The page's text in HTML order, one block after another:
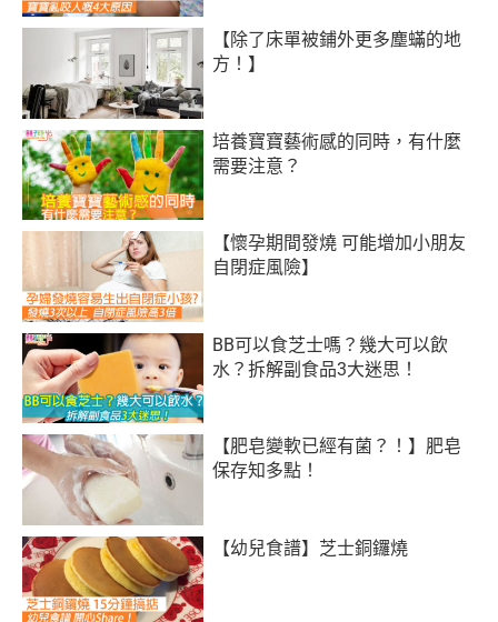
【除了床單被鋪外更多塵蟎的地
方！】
培養寶寶藝術感的同時，有什麼
需要注意？
【懷孕期間發燒 可能增加小朋友
自閉症風險】
BB可以食芝士嗎？幾大可以飲
水？拆解副食品3大迷思！
【肥皂變軟已經有菌？！】肥皂
保存知多點！
【幼兒食譜】芝士銅鑼燒